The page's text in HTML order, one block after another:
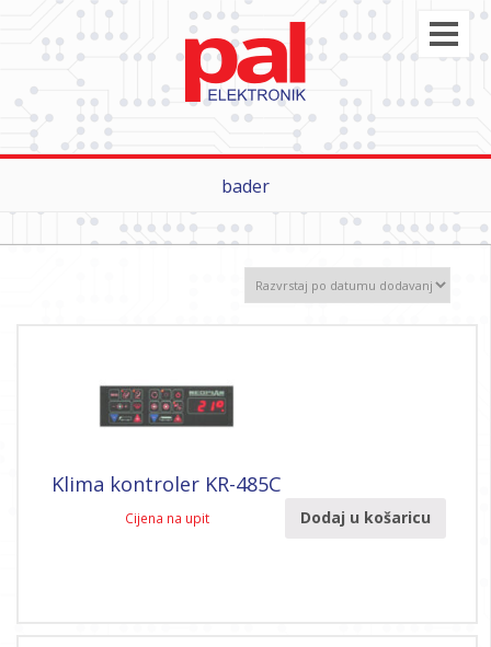
bader
Klima kontroler KR-485C
Cijena na upit Dodaj u košaricu